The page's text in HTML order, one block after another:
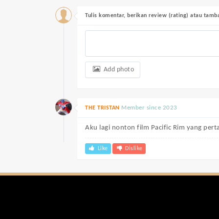
Tulis komentar, berikan review (rating) atau
Add photo
THE TRISTAN Member since 2023
Aku lagi nonton film Pacific Rim yang
Like Dislike